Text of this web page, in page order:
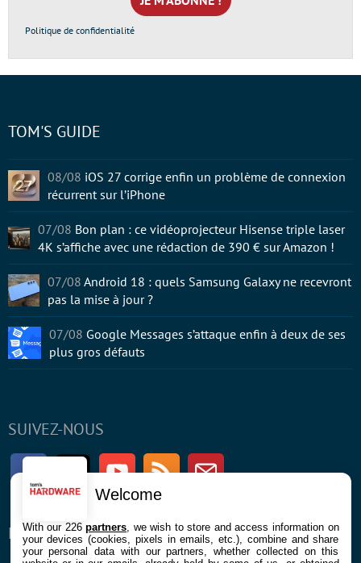
*
Politique de confidentialité
SUIVEZ-NOUS
FacebookTwitter Youtube RSS Newsletter
ENTREPRISE À PROPOS
TOM'S GUIDE
08/08 iOS 27 corrige enfin un problème de connexion
récurrent sur l’iPhone
07/08 Bon plan : ce vidéoprojecteur Hisense triple laser
4K s’affiche avec une rédaction de 390 € sur Amazon !
07/08 Android 18 : quels Samsung Galaxy ne recevront
pas la mise à jour ?
07/08 Google Messages s’attaque enfin à deux de ses
plus gros défauts
Welcome
With our 226partners , we wish to store and access information on
your devices (cookies, pixels in emails, etc.), combine and share
your personal data with our partners, whether collected on this